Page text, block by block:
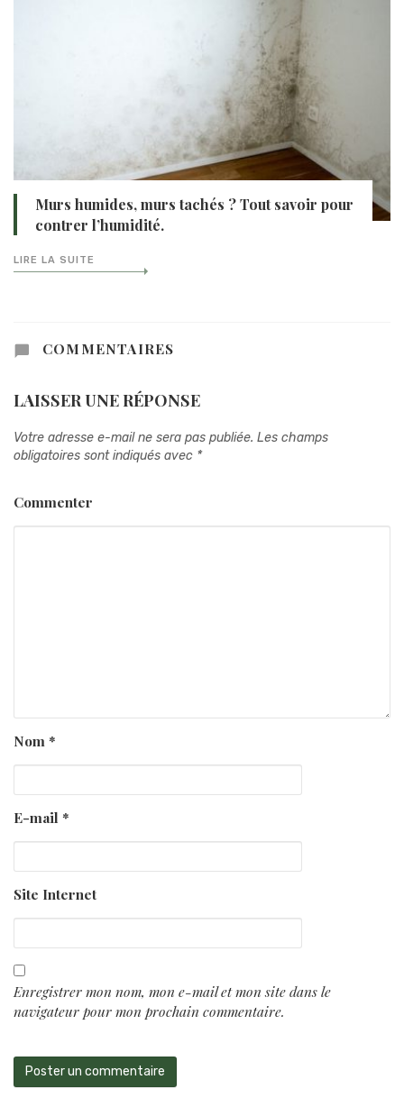
Murs humides, murs tachés ? Tout savoir pour
contrer l’humidité.
LIRE LA SUITE
COMMENTAIRES
LAISSER UNE RÉPONSE
Votre adresse e-mail ne sera pas publiée. Les champs
obligatoires sont indiqués avec *
Commenter
Nom *
E-mail *
Site Internet
Enregistrer mon nom, mon e-mail et mon site dans le
navigateur pour mon prochain commentaire.